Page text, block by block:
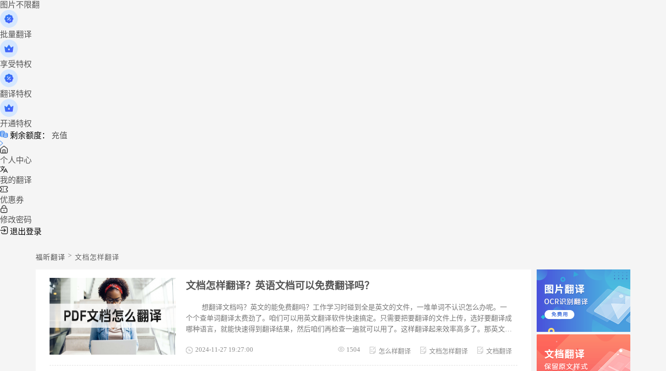
图片不限翻
批量翻译
享受特权
翻译特权
开通特权
剩余额度：
充值
个人中心
我的翻译
优惠券
修改密码
退出登录
福昕翻译 > 文档怎样翻译
文档怎样翻译？英语文档可以免费翻译吗？
想翻译文档吗？英文的能免费翻吗？工作学习时碰到全是英文的文件，一堆单词不认识怎么办呢。一
个个查单词翻译太费劲了。咱们可以用英文翻译软件快速搞定。只需要把要翻译的文件上传，选好要翻译成
哪种语言，就能快速得到翻译结果，然后咱们再检查一遍就可以用了。这样翻译起来效率高多了。那英文怎
译工具，无需下载直接打开就可以进行使用。界面简单容
2024-11-27 19:27:00 1504 怎么样翻译 文档怎样翻译 文档翻译